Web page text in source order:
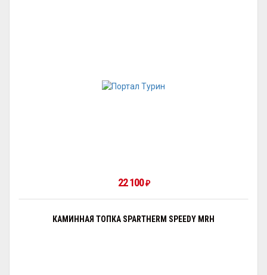
22 100 ₽
КАМИННАЯ ТОПКА SPARTHERM SPEEDY MRH